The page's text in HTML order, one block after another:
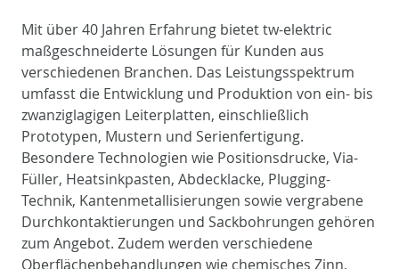
Mit über 40 Jahren Erfahrung bietet tw-elektric
maßgeschneiderte Lösungen für Kunden aus
verschiedenen Branchen. Das Leistungsspektrum
umfasst die Entwicklung und Produktion von ein- bis
zwanziglagigen Leiterplatten, einschließlich
Prototypen, Mustern und Serienfertigung.
Besondere Technologien wie Positionsdrucke, Via-
Füller, Heatsinkpasten, Abdecklacke, Plugging-
Technik, Kantenmetallisierungen sowie vergrabene
Durchkontaktierungen und Sackbohrungen gehören
zum Angebot. Zudem werden verschiedene
Oberflächenbehandlungen wie chemisches Zinn,